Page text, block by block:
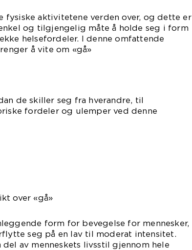
fysiske aktivitetene verden over, og dette er
og tilgjengelig måte å holde seg i form
helsefordeler. I denne omfattende
å vite om «gå»
de skiller seg fra hverandre, til
fordeler og ulemper ved denne
over «gå»
form for bevegelse for mennesker,
seg på en lav til moderat intensitet.
av menneskets livsstil gjennom hele